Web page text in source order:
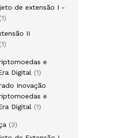
de extensão I -
1
II
1
e
Digital
1
Inovação
e
Digital
1
3